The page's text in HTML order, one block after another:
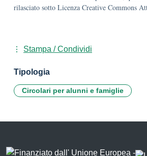
rilasciato sotto Licenza Creative Commons
Stampa / Condividi
Tipologia
Circolari per alunni e famiglie